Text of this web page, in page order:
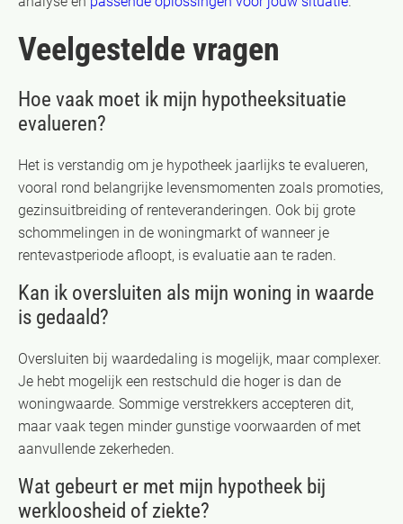
Veelgestelde vragen
Hoe vaak moet ik mijn hypotheeksituatie
evalueren?
Het is verstandig om je hypotheek jaarlijks te evalueren,
vooral rond belangrijke levensmomenten zoals promoties,
gezinsuitbreiding of renteveranderingen. Ook bij grote
schommelingen in de woningmarkt of wanneer je
rentevastperiode afloopt, is evaluatie aan te raden.
Kan ik oversluiten als mijn woning in waarde
is gedaald?
Oversluiten bij waardedaling is mogelijk, maar complexer.
Je hebt mogelijk een restschuld die hoger is dan de
woningwaarde. Sommige verstrekkers accepteren dit,
maar vaak tegen minder gunstige voorwaarden of met
aanvullende zekerheden.
Wat gebeurt er met mijn hypotheek bij
werkloosheid of ziekte?